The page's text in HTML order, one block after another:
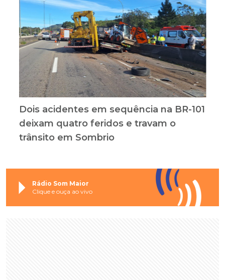
Dois acidentes em sequência na BR-101
deixam quatro feridos e travam o
trânsito em Sombrio
Rádio Som Maior
Clique e ouça ao vivo